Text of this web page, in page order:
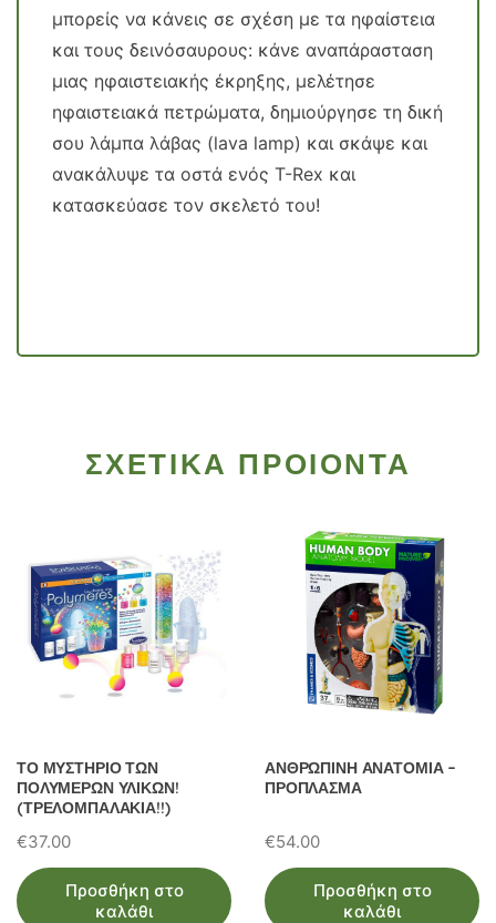
μπορείς να κάνεις σε σχέση με τα ηφαίστεια
και τους δεινόσαυρους: κάνε αναπάρασταση
μιας ηφαιστειακής έκρηξης, μελέτησε
ηφαιστειακά πετρώματα, δημιούργησε τη δική
σου λάμπα λάβας (lava lamp) και σκάψε και
ανακάλυψε τα οστά ενός T-Rex και
κατασκεύασε τον σκελετό του!
ΣΧΕΤΙΚΑ ΠΡΟΙΟΝΤΑ
ΤΟ ΜΥΣΤΗΡΙΟ ΤΩΝ
ΠΟΛΥΜΕΡΩΝ ΥΛΙΚΩΝ!
(ΤΡΕΛΟΜΠΑΛΑΚΙΑ!!)
€37.00
Προσθήκη στο
καλάθι
ΑΝΘΡΩΠΙΝΗ ΑΝΑΤΟΜΙΑ –
ΠΡΟΠΛΑΣΜΑ
€54.00
Προσθήκη στο
καλάθι